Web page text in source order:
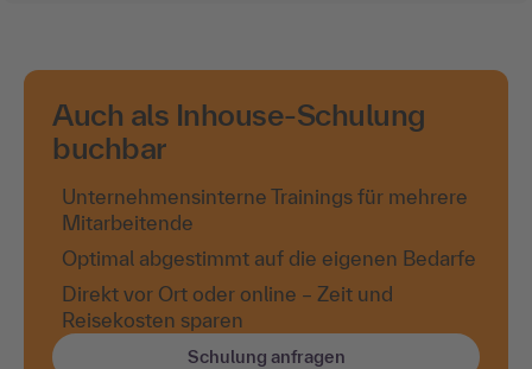
Auch als Inhouse-Schulung
buchbar
Unternehmensinterne Trainings für mehrere
Mitarbeitende
Optimal abgestimmt auf die eigenen Bedarfe
Direkt vor Ort oder online – Zeit und
Reisekosten sparen
Schulung anfragen